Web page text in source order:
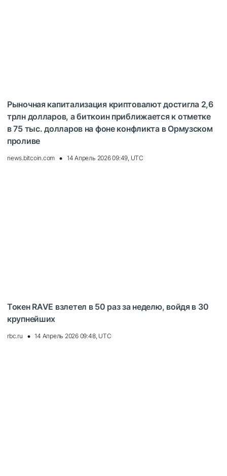
Рыночная капитализация криптовалют достигла 2,6
трлн долларов, а биткоин приближается к отметке
в 75 тыс. долларов на фоне конфликта в Ормузском
проливе
news.bitcoin.com 14 Апрель 2026 09:49, UTC
Токен RAVE взлетел в 50 раз за неделю, войдя в 30
крупнейших
rbc.ru 14 Апрель 2026 09:48, UTC